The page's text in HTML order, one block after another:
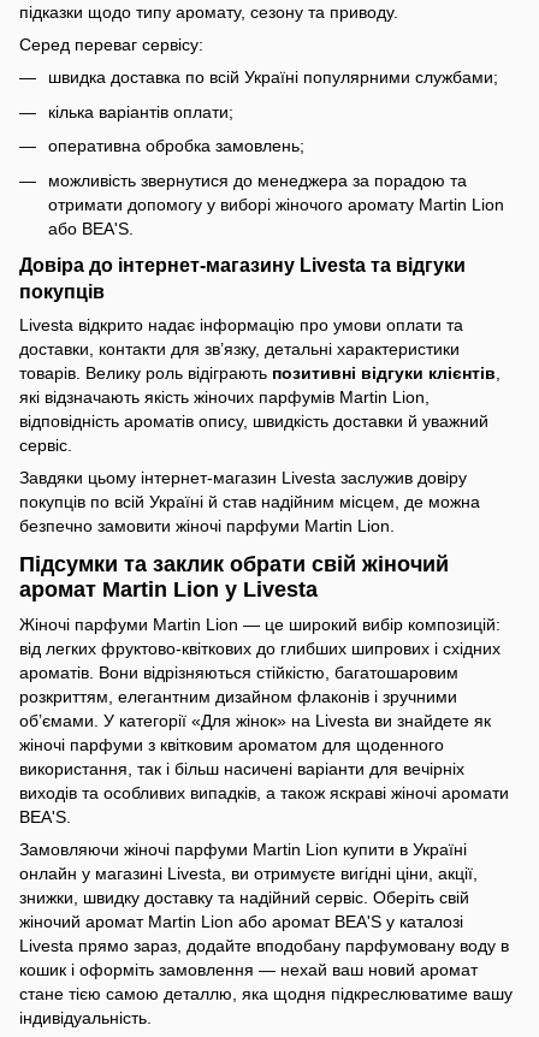
підказки щодо типу аромату, сезону та приводу.
Серед переваг сервісу:
швидка доставка по всій Україні популярними службами;
кілька варіантів оплати;
оперативна обробка замовлень;
можливість звернутися до менеджера за порадою та
отримати допомогу у виборі жіночого аромату Martin Lion
або BEA'S.
Довіра до інтернет-магазину Livesta та відгуки
покупців
Livesta відкрито надає інформацію про умови оплати та
доставки, контакти для зв’язку, детальні характеристики
товарів. Велику роль відіграють позитивні відгуки клієнтів,
які відзначають якість жіночих парфумів Martin Lion,
відповідність ароматів опису, швидкість доставки й уважний
сервіс.
Завдяки цьому інтернет-магазин Livesta заслужив довіру
покупців по всій Україні й став надійним місцем, де можна
безпечно замовити жіночі парфуми Martin Lion.
Підсумки та заклик обрати свій жіночий
аромат Martin Lion у Livesta
Жіночі парфуми Martin Lion — це широкий вибір композицій:
від легких фруктово-квіткових до глибших шипрових і східних
ароматів. Вони відрізняються стійкістю, багатошаровим
розкриттям, елегантним дизайном флаконів і зручними
об’ємами. У категорії «Для жінок» на Livesta ви знайдете як
жіночі парфуми з квітковим ароматом для щоденного
використання, так і більш насичені варіанти для вечірніх
виходів та особливих випадків, а також яскраві жіночі аромати
BEA'S.
Замовляючи жіночі парфуми Martin Lion купити в Україні
онлайн у магазині Livesta, ви отримуєте вигідні ціни, акції,
знижки, швидку доставку та надійний сервіс. Оберіть свій
жіночий аромат Martin Lion або аромат BEA'S у каталозі
Livesta прямо зараз, додайте вподобану парфумовану воду в
кошик і оформіть замовлення — нехай ваш новий аромат
стане тією самою деталлю, яка щодня підкреслюватиме вашу
індивідуальність.